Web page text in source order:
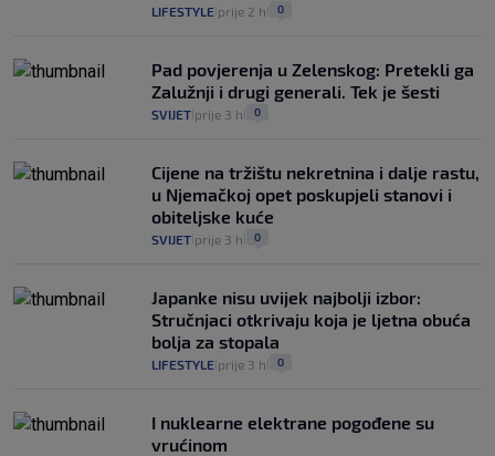
LIFESTYLE prije 2 h 0
Pad povjerenja u Zelenskog: Pretekli ga
Zalužnji i drugi generali. Tek je šesti
SVIJET prije 3 h 0
Cijene na tržištu nekretnina i dalje rastu,
u Njemačkoj opet poskupjeli stanovi i
obiteljske kuće
SVIJET prije 3 h 0
Japanke nisu uvijek najbolji izbor:
Stručnjaci otkrivaju koja je ljetna obuća
bolja za stopala
LIFESTYLE prije 3 h 0
I nuklearne elektrane pogođene su
vrućinom